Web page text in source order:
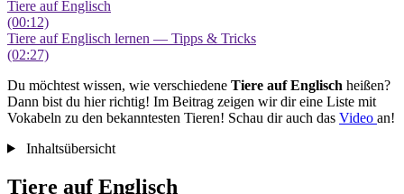
Tiere auf Englisch
(00:12)
Tiere auf Englisch lernen — Tipps & Tricks
(02:27)
Du möchtest wissen, wie verschiedene Tiere auf Englisch heißen?
Dann bist du hier richtig! Im Beitrag zeigen wir dir eine Liste mit
Vokabeln zu den bekanntesten Tieren! Schau dir auch das Video an!
Inhaltsübersicht
Tiere auf Englisch